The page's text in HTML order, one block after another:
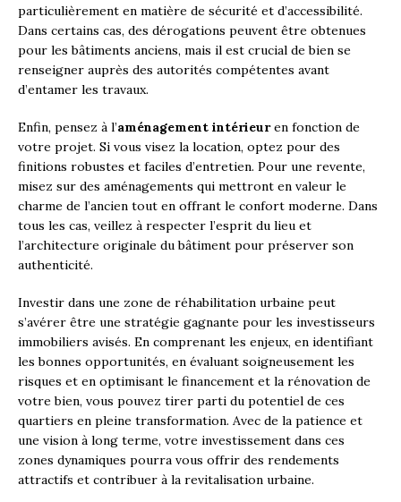
particulièrement en matière de sécurité et d’accessibilité.
Dans certains cas, des dérogations peuvent être obtenues
pour les bâtiments anciens, mais il est crucial de bien se
renseigner auprès des autorités compétentes avant
d’entamer les travaux.
Enfin, pensez à l’aménagement intérieuren fonction de
votre projet. Si vous visez la location, optez pour des
finitions robustes et faciles d’entretien. Pour une revente,
misez sur des aménagements qui mettront en valeur le
charme de l’ancien tout en offrant le confort moderne. Dans
tous les cas, veillez à respecter l’esprit du lieu et
l’architecture originale du bâtiment pour préserver son
authenticité.
Investir dans une zone de réhabilitation urbaine peut
s’avérer être une stratégie gagnante pour les investisseurs
immobiliers avisés. En comprenant les enjeux, en identifiant
les bonnes opportunités, en évaluant soigneusement les
risques et en optimisant le financement et la rénovation de
votre bien, vous pouvez tirer parti du potentiel de ces
quartiers en pleine transformation. Avec de la patience et
une vision à long terme, votre investissement dans ces
zones dynamiques pourra vous offrir des rendements
attractifs et contribuer à la revitalisation urbaine.